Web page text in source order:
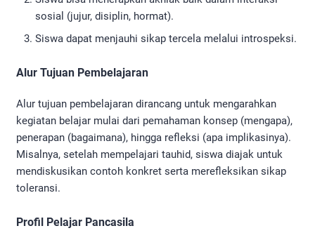
sosial (jujur, disiplin, hormat).
Siswa dapat menjauhi sikap tercela melalui introspeksi.
Alur Tujuan Pembelajaran
Alur tujuan pembelajaran dirancang untuk mengarahkan
kegiatan belajar mulai dari pemahaman konsep (mengapa),
penerapan (bagaimana), hingga refleksi (apa implikasinya).
Misalnya, setelah mempelajari tauhid, siswa diajak untuk
mendiskusikan contoh konkret serta merefleksikan sikap
toleransi.
Profil Pelajar Pancasila